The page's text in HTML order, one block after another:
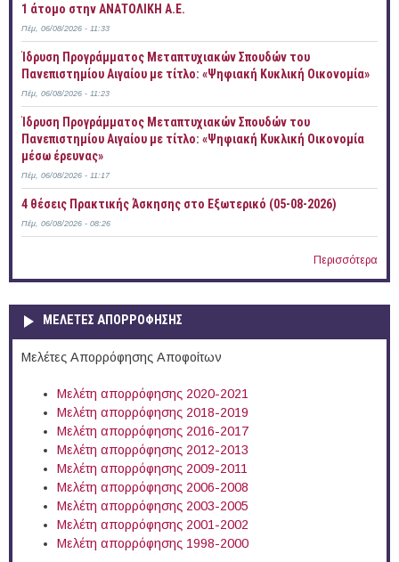
1 άτομο στην ΑΝΑΤΟΛΙΚΗ Α.Ε.
Πέμ, 06/08/2026 - 11:33
Ίδρυση Προγράμματος Μεταπτυχιακών Σπουδών του
Πανεπιστημίου Αιγαίου με τίτλο: «Ψηφιακή Κυκλική Οικονομία»
Πέμ, 06/08/2026 - 11:23
Ίδρυση Προγράμματος Μεταπτυχιακών Σπουδών του
Πανεπιστημίου Αιγαίου με τίτλο: «Ψηφιακή Κυκλική Οικονομία
μέσω έρευνας»
Πέμ, 06/08/2026 - 11:17
4 θέσεις Πρακτικής Άσκησης στο Εξωτερικό (05-08-2026)
Πέμ, 06/08/2026 - 08:26
Περισσότερα
ΜΕΛΕΤΕΣ ΑΠΟΡΡΟΦΗΣΗΣ
Μελέτες Απορρόφησης Αποφοίτων
Μελέτη απορρόφησης 2020-2021
Μελέτη απορρόφησης 2018-2019
Μελέτη απορρόφησης 2016-2017
Μελέτη απορρόφησης 2012-2013
Μελέτη απορρόφησης 2009-2011
Μελέτη απορρόφησης 2006-2008
Μελέτη απορρόφησης 2003-2005
Μελέτη απορρόφησης 2001-2002
Μελέτη απορρόφησης 1998-2000